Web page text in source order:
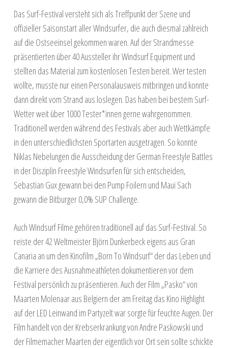
Das Surf-Festival versteht sich als Treffpunkt der Szene und
offizieller Saisonstart aller Windsurfer, die auch diesmal zahlreich
auf die Ostseeinsel gekommen waren. Auf der Strandmesse
präsentierten über 40 Aussteller ihr Windsurf Equipment und
stellten das Material zum kostenlosen Testen bereit. Wer testen
wollte, musste nur einen Personalausweis mitbringen und konnte
dann direkt vom Strand aus loslegen. Das haben bei bestem Surf-
Wetter weit über 1000 Tester*innen gerne wahrgenommen.
Traditionell werden während des Festivals aber auch Wettkämpfe
in den unterschiedlichsten Sportarten ausgetragen. So konnte
Niklas Nebelungen die Ausscheidung der German Freestyle Battles
in der Disziplin Freestyle Windsurfen für sich entscheiden,
Sebastian Gux gewann bei den Pump Foilern und Maui Sach
gewann die Bitburger 0,0% SUP Challenge.
Auch Windsurf Filme gehören traditionell auf das Surf-Festival. So
reiste der 42 Weltmeister Björn Dunkerbeck eigens aus Gran
Canaria an um den Kinofilm „Born To Windsurf“ der das Leben und
die Karriere des Ausnahmeathleten dokumentieren vor dem
Festival persönlich zu präsentieren. Auch der Film „Pasko“ von
Maarten Molenaar aus Belgiern der am Freitag das Kino Highlight
auf der LED Leinwand im Partyzelt war sorgte für feuchte Augen. Der
Film handelt von der Krebserkrankung von Andre Paskowski und
der Filmemacher Maarten der eigentlich vor Ort sein sollte schickte